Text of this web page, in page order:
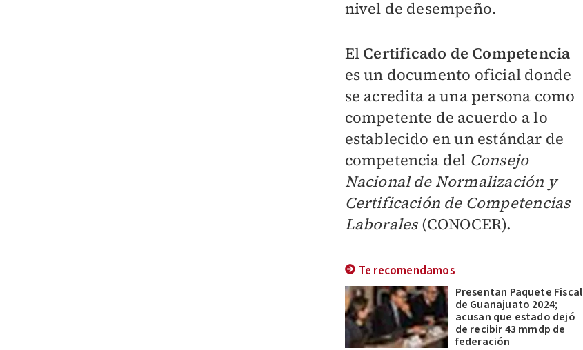
nivel de desempeño.
El Certificado de Competencia
es un documento oficial donde
se acredita a una persona como
competente de acuerdo a lo
establecido en un estándar de
competencia del Consejo
Nacional de Normalización y
Certificación de Competencias
Laborales(CONOCER).
Te recomendamos
Presentan Paquete Fiscal
de Guanajuato 2024;
acusan que estado dejó
de recibir 43 mmdp de
federación